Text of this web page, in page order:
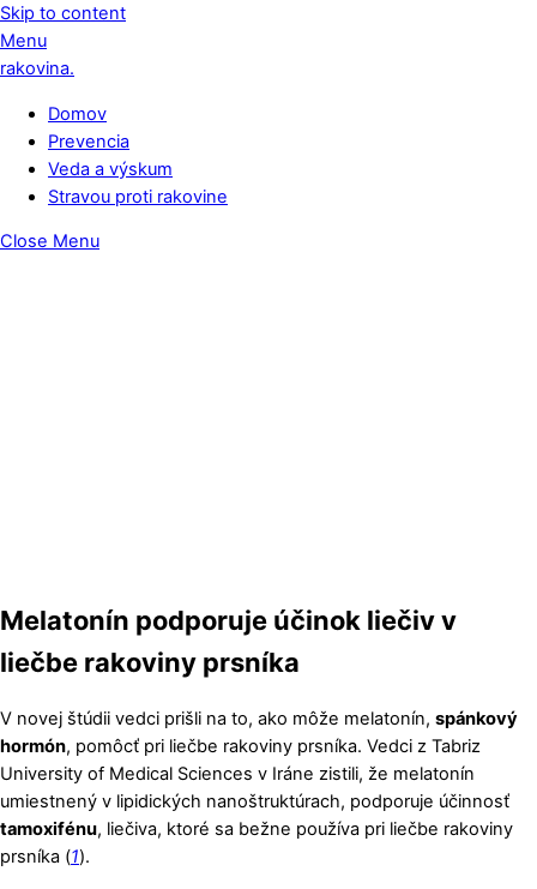
Skip to content
Menu
rakovina.
Domov
Prevencia
Veda a výskum
Stravou proti rakovine
Close Menu
Melatonín podporuje účinok liečiv v
liečbe rakoviny prsníka
V novej štúdii vedci prišli na to, ako môže melatonín, spánkový
hormón, pomôcť pri liečbe rakoviny prsníka. Vedci z Tabriz
University of Medical Sciences v Iráne zistili, že melatonín
umiestnený v lipidických nanoštruktúrach, podporuje účinnosť
tamoxifénu, liečiva, ktoré sa bežne používa pri liečbe rakoviny
prsníka (1).